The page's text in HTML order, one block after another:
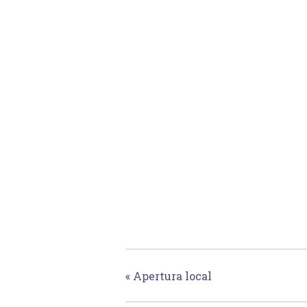
« Apertura local